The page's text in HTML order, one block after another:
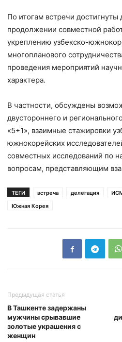
По итогам встречи достигнуты
продолжении совместной
укреплению узбекско-
многопланового
проведения мероприятий
характера.
В частности, обсуждены
двустороннего и
«5+1», взаимные стажировки
южнокорейских
совместных исследований по
вопросам, представляющим
ТЕГИ встреча делегация
Южная Корея
Предыдущая статья
В Ташкенте задержаны
мужчины срывавшие
золотые украшения с
женщин